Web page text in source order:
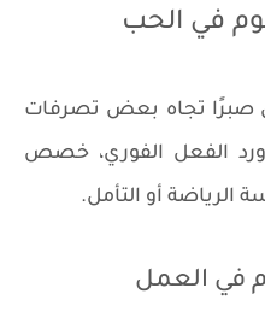
في الحب
صبرًا تجاه بعض تصرفات
الفعل الفوري، خصص
الرياضة أو التأمل.
في العمل